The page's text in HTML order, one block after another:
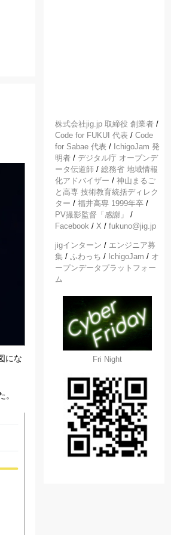
にな
株式会社jig.jp 取締役 創業者 /
Code for FUKUI 代表 / Code
for Sabae 代表 / IchigoJam 発
明者 / デジタル庁 オープンデ
ータ伝道師 / 総務省 地域情報
化アドバイザー / 神山まるご
と高専 技術教育統括ディレク
ター / 福井高専 1999年卒 /
PV撮影監督「感謝」
/
Facebook / X / fukuno@jig.jp
jigインターン / エンジニア募
集 / ふわっち / IchigoJam / オ
ープンデータプラットフォー
ム
Fri Night